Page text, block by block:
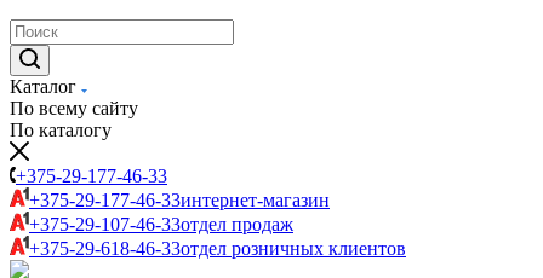
Каталог
По всему сайту
По каталогу
+375-29-177-46-33
+375-29-177-46-33интернет-магазин
+375-29-107-46-33отдел продаж
+375-29-618-46-33отдел розничных клиентов